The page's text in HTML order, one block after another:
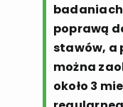
badaniach
poprawą
stawów, a
można
około 3